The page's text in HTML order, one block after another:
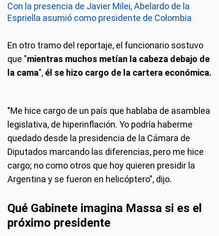
Con la presencia de Javier Milei, Abelardo de la
Espriella asumió como presidente de Colombia
En otro tramo del reportaje, el funcionario sostuvo
que "mientras muchos metían la cabeza debajo de
la cama", él se hizo cargo de la cartera económica.
"Me hice cargo de un país que hablaba de asamblea
legislativa, de hiperinflación. Yo podría haberme
quedado desde la presidencia de la Cámara de
Diputados marcando las diferencias, pero me hice
cargo; no como otros que hoy quieren presidir la
Argentina y se fueron en helicóptero", dijo.
Qué Gabinete imagina Massa si es el
próximo presidente